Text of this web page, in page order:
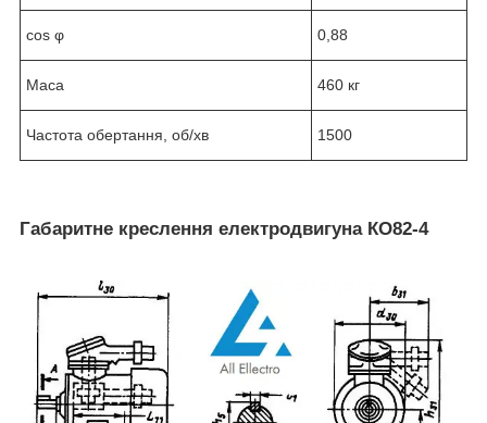
cos φ 0,88
Маса 460 кг
Частота обертання, об/хв 1500
Габаритне креслення електродвигуна КО82-4